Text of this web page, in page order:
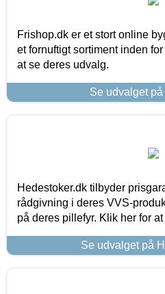
Frishop.dk er et stort online
et fornuftigt sortiment inden
at se deres udvalg.
Se udvalget
Hedestoker.dk tilbyder
rådgivning i deres VVS-
på deres pillefyr. Klik her for
Se udvalget på